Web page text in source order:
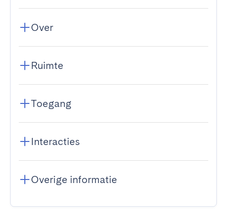
Over
Ruimte
Toegang
Interacties
Overige informatie